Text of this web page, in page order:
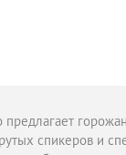
спикеров и